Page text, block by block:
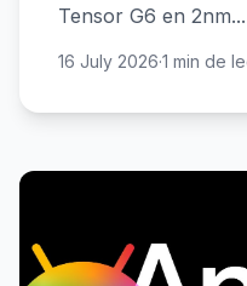
Tensor G6 en
16 July 2026·1 min de